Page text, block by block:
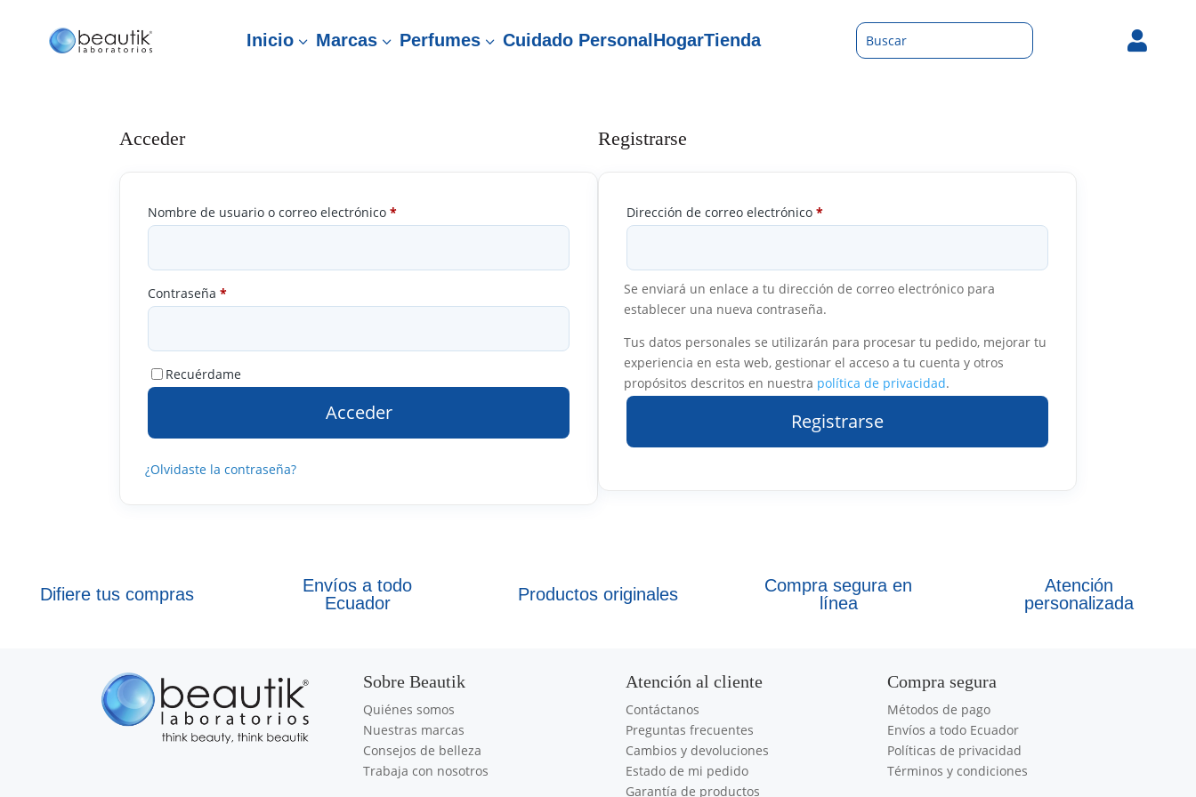
Inicio 3 Marcas 3 Perfumes 3 Cuidado Personal HogarTienda 
Acceder
Nombre de usuario o correo electrónico*Obligatorio
Contraseña*Obligatorio
Recuérdame
Acceder
¿Olvidaste la contraseña?
Registrarse
Dirección de correo electrónico *Obligatorio
Se enviará un enlace a tu dirección de correo electrónico para
establecer una nueva contraseña.
Tus datos personales se utilizarán para procesar tu pedido, mejorar tu
experiencia en esta web, gestionar el acceso a tu cuenta y otros
propósitos descritos en nuestra política de privacidad.
Registrarse
Difiere tus compras
Envíos a todo
Ecuador
Productos originales
Compra segura en
línea
Atención
personalizada
Sobre Beautik
Quiénes somos
Nuestras marcas
Consejos de belleza
Trabaja con nosotros
Atención al cliente
Contáctanos
Preguntas frecuentes
Cambios y devoluciones
Estado de mi pedido
Garantía de productos
Compra segura
Métodos de pago
Envíos a todo Ecuador
Políticas de privacidad
Términos y condiciones